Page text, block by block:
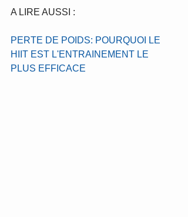
A LIRE AUSSI :
PERTE DE POIDS: POURQUOI LE
HIIT EST L'ENTRAINEMENT LE
PLUS EFFICACE